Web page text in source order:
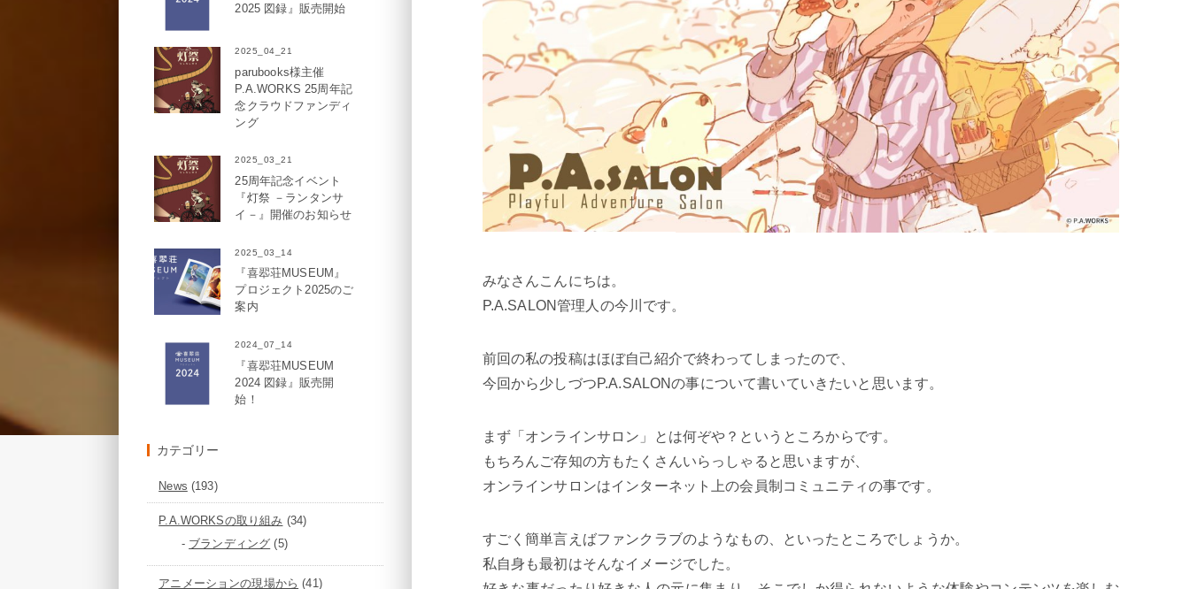
みなさんこんにちは。
P.A.SALON管理人の今川です。
前回の私の投稿はほぼ自己紹介で終わってしまったので、
今回から少しづつP.A.SALONの事について書いていきたいと思います。
まず「オンラインサロン」とは何ぞや？というところからです。
もちろんご存知の方もたくさんいらっしゃると思いますが、
オンラインサロンはインターネット上の会員制コミュニティの事です。
すごく簡単言えばファンクラブのようなもの、といったところでしょうか。
私自身も最初はそんなイメージでした。
2025 図録』販売開始
2025_04_21
parubooks様主催
P.A.WORKS 25周年記
念クラウドファンディ
ング
2025_03_21
25周年記念イベント
『灯祭 －ランタンサ
イ－』開催のお知らせ
2025_03_14
『喜翆荘MUSEUM』
プロジェクト2025のご
案内
2024_07_14
『喜翆荘MUSEUM
2024 図録』販売開
始！
カテゴリー
News (193)
P.A.WORKSの取り組み (34)
ブランディング (5)
アニメーションの現場から (41)